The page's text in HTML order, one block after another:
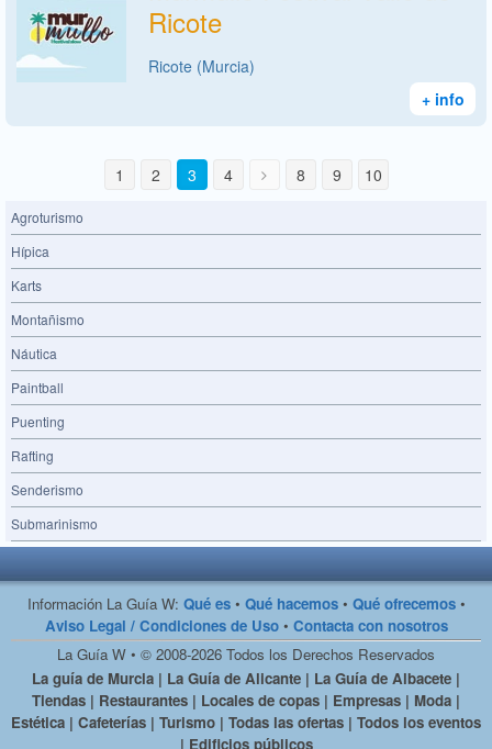
Ricote
Ricote (Murcia)
+ info
1 2 3 4 8 9 10
Agroturismo
Hípica
Karts
Montañismo
Náutica
Paintball
Puenting
Rafting
Senderismo
Submarinismo
Información La Guía W: Qué es• Qué hacemos• Qué ofrecemos•
Aviso Legal / Condiciones de Uso• Contacta con nosotros
La Guía W • © 2008-2026 Todos los Derechos Reservados
La guía de Murcia | La Guía de Alicante | La Guía de Albacete |
Tiendas | Restaurantes | Locales de copas | Empresas | Moda |
Estética | Cafeterías | Turismo | Todas las ofertas | Todos los eventos
| Edificios públicos